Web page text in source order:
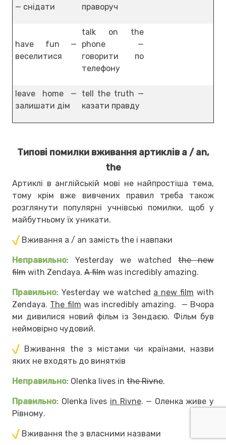
— снідати
праворуч
have fun —
веселитися
talk on the
phone —
говорити по
телефону
leave home —
залишати дім
tell the truth —
казати правду
Типові помилки вживання артиклів a / an,
the
Артиклі в англійській мові не найпростіша тема,
тому крім вже вивчених правил треба також
розглянути популярні учнівські помилки, щоб у
майбутньому їх уникати.
Вживання a / an замість the і навпаки
Неправильно: Yesterday we watched the new
film with Zendaya. A film was incredibly amazing.
Правильно: Yesterday we watched a new film with
Zendaya. The film was incredibly amazing. — Вчора
ми дивилися новий фільм із Зендаєю. Фільм був
неймовірно чудовий.
Вживання the з містами чи країнами, назви
яких не входять до винятків
Неправильно: Olenka lives in the Rivne.
Правильно: Olenka lives in Rivne. — Оленка живе у
Рівному.
Вживання the з власними назвами